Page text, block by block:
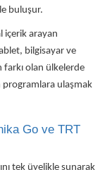
buluşur.
içerik arayan
bilgisayar ve
farkı olan ülkelerde
programlara ulaşmak
Go ve TRT
tek üyelikle sunarak